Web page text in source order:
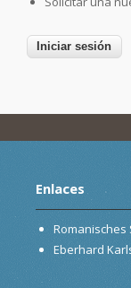
Enlaces
Romanisches
Eberhard